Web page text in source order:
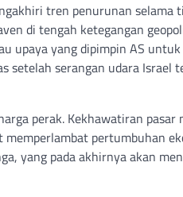
tren penurunan
di tengah ketegangan
upaya yang dipimpin AS
setelah serangan udara Israel
perak. Kekhawatiran
pertumbuhan
yang pada akhirnya akan